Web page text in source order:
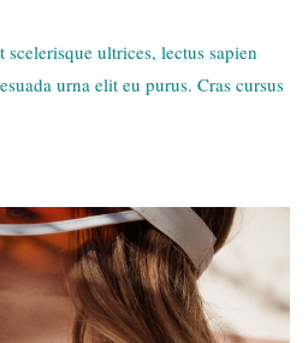
ultrices, lectus sapien
urna elit eu purus. Cras cursus